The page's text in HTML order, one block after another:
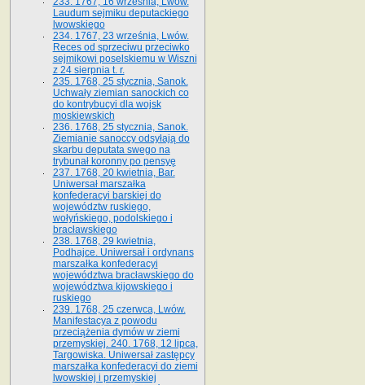
Laudum sejmiku deputackiego
lwowskiego
234. 1767, 23 września, Lwów.
Reces od sprzeciwu przeciwko
sejmikowi poselskiemu w Wiszni
z 24 sierpnia t. r.
235. 1768, 25 stycznia, Sanok.
Uchwały ziemian sanockich co
do kontrybucyi dla wojsk
moskiewskich
236. 1768, 25 stycznia, Sanok.
Ziemianie sanoccy odsyłają do
skarbu deputata swego na
trybunał koronny po pensyę
237. 1768, 20 kwietnia, Bar.
Uniwersał marszałka
konfederacyi barskiej do
województw ruskiego,
wołyńskiego, podolskiego i
bracławskiego
238. 1768, 29 kwietnia,
Podhajce. Uniwersał i ordynans
marszałka konfederacyi
województwa bracławskiego do
wo­jewództwa kijowskiego i
ruskiego
239. 1768, 25 czerwca, Lwów.
Manifestacya z powodu
przeciążenia dymów w ziemi
przemyskiej. 240. 1768, 12 lipca,
Targowiska. Uniwersał zastępcy
marszałka konfederacyi do ziemi
lwowskiej i przemyskiej